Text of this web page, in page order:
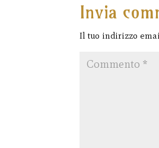
Invia
Il tuo indirizzo